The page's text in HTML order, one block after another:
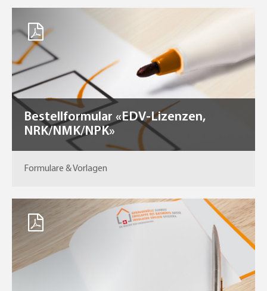
Bestellformular «EDV-Lizenzen,
NRK/NMK/NPK»
Formulare & Vorlagen